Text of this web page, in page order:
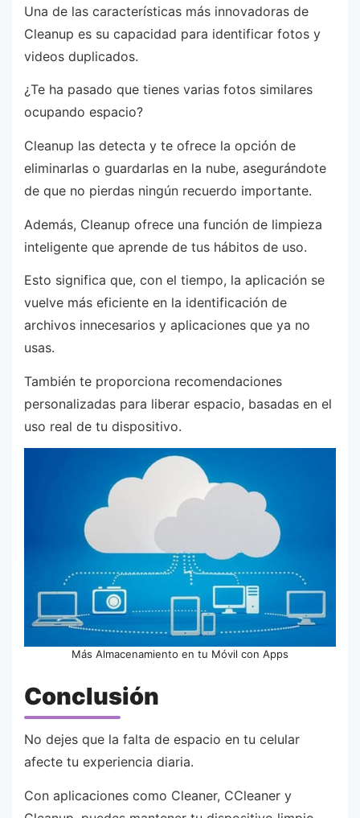
Una de las características más innovadoras de
Cleanup es su capacidad para identificar fotos y
videos duplicados.
¿Te ha pasado que tienes varias fotos similares
ocupando espacio?
Cleanup las detecta y te ofrece la opción de
eliminarlas o guardarlas en la nube, asegurándote
de que no pierdas ningún recuerdo importante.
Además, Cleanup ofrece una función de limpieza
inteligente que aprende de tus hábitos de uso.
Esto significa que, con el tiempo, la aplicación se
vuelve más eficiente en la identificación de
archivos innecesarios y aplicaciones que ya no
usas.
También te proporciona recomendaciones
personalizadas para liberar espacio, basadas en el
uso real de tu dispositivo.
Más Almacenamiento en tu Móvil con Apps
Conclusión
No dejes que la falta de espacio en tu celular
afecte tu experiencia diaria.
Con aplicaciones como Cleaner, CCleaner y